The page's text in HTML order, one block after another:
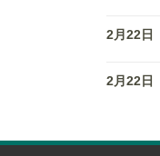
2月22日
2月22日